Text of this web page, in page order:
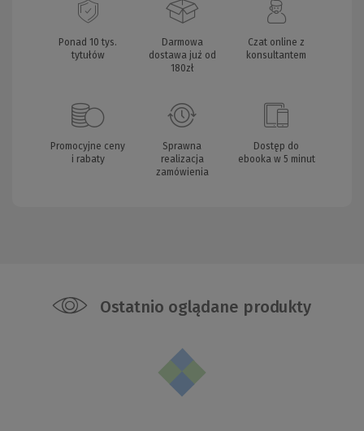
Ponad 10 tys.
tytułów
Darmowa
dostawa już od
180zł
Czat online z
konsultantem
Promocyjne ceny
i rabaty
Sprawna
realizacja
zamówienia
Dostęp do
ebooka w 5 minut
Ostatnio oglądane produkty